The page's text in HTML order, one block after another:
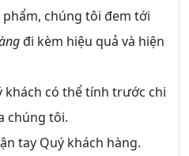
chúng tôi đem tới
đi kèm hiệu quả và hiện
khách có thể tính trước chi
chúng tôi.
tay Quý khách hàng.